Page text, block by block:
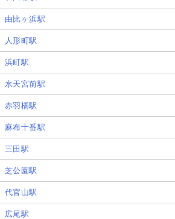
由比ヶ浜駅
人形町駅
浜町駅
水天宮前駅
赤羽橋駅
麻布十番駅
三田駅
芝公園駅
代官山駅
広尾駅